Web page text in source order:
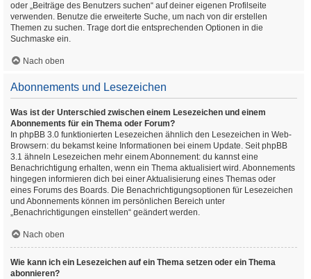
oder „Beiträge des Benutzers suchen“ auf deiner eigenen Profilseite
verwenden. Benutze die erweiterte Suche, um nach von dir erstellen
Themen zu suchen. Trage dort die entsprechenden Optionen in die
Suchmaske ein.
Nach oben
Abonnements und Lesezeichen
Was ist der Unterschied zwischen einem Lesezeichen und einem
Abonnements für ein Thema oder Forum?
In phpBB 3.0 funktionierten Lesezeichen ähnlich den Lesezeichen in Web-
Browsern: du bekamst keine Informationen bei einem Update. Seit phpBB
3.1 ähneln Lesezeichen mehr einem Abonnement: du kannst eine
Benachrichtigung erhalten, wenn ein Thema aktualisiert wird. Abonnements
hingegen informieren dich bei einer Aktualisierung eines Themas oder
eines Forums des Boards. Die Benachrichtigungsoptionen für Lesezeichen
und Abonnements können im persönlichen Bereich unter
„Benachrichtigungen einstellen“ geändert werden.
Nach oben
Wie kann ich ein Lesezeichen auf ein Thema setzen oder ein Thema
abonnieren?